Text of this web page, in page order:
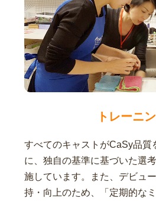
トレーニ
すべてのキャストがCaSy品質
に、独自の基準に基づいた選
施しています。また、デビュ
持・向上のため、「定期的な